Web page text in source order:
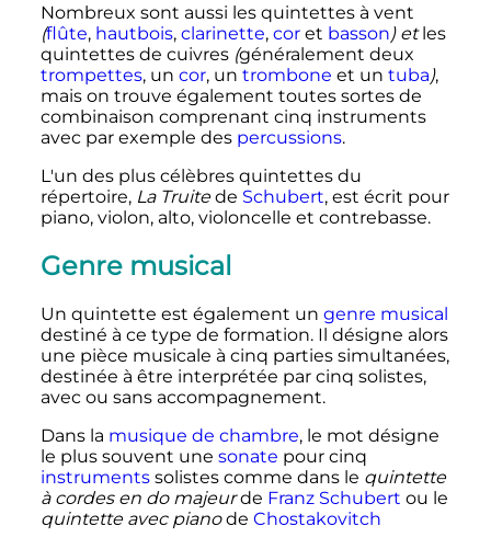
Nombreux sont aussi les quintettes à vent
(flûte, hautbois, clarinette, coret basson) etles
quintettes de cuivres (généralement deux
trompettes, un cor, un trombone et un tuba),
mais on trouve également toutes sortes de
combinaison comprenant cinq instruments
avec par exemple des percussions.
L'un des plus célèbres quintettes du
répertoire, La Truitede Schubert, est écrit pour
piano, violon, alto, violoncelle et contrebasse.
Genre musical
Un quintette est également un genre musical
destiné à ce type de formation. Il désigne alors
une pièce musicale à cinq parties simultanées,
destinée à être interprétée par cinq solistes,
avec ou sans accompagnement.
Dans la musique de chambre, le mot désigne
le plus souvent une sonate pour cinq
instrumentssolistes comme dans le quintette
à cordes en do majeurde Franz Schubert ou le
quintette avec pianode Chostakovitch